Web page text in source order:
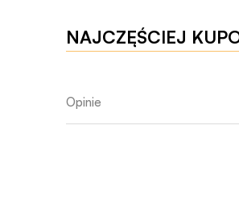
NAJCZĘŚCIEJ
Opinie